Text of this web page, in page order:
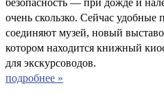
безопасность — при дожде и
очень скользко. Сейчас
соединяют музей, новый
котором находится книжный
для экскурсоводов.
подробнее »